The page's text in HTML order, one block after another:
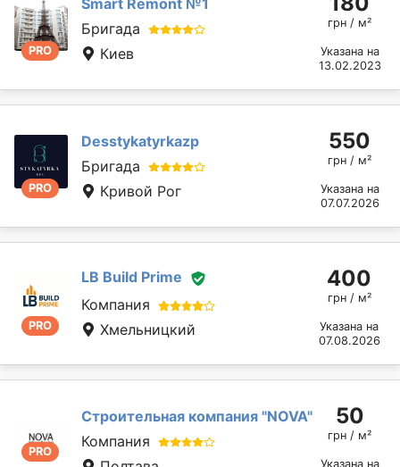
PRO
Бригада
Киев
грн / м²
Указана на
13.02.2023
PRO
Desstykatyrkazp
Бригада
Кривой Рог
550
грн / м²
Указана на
07.07.2026
PRO
LB Build Prime
Компания
Хмельницкий
400
грн / м²
Указана на
07.08.2026
PRO
Строительная компания "NOVA"
Компания
50
грн / м²
Указана на